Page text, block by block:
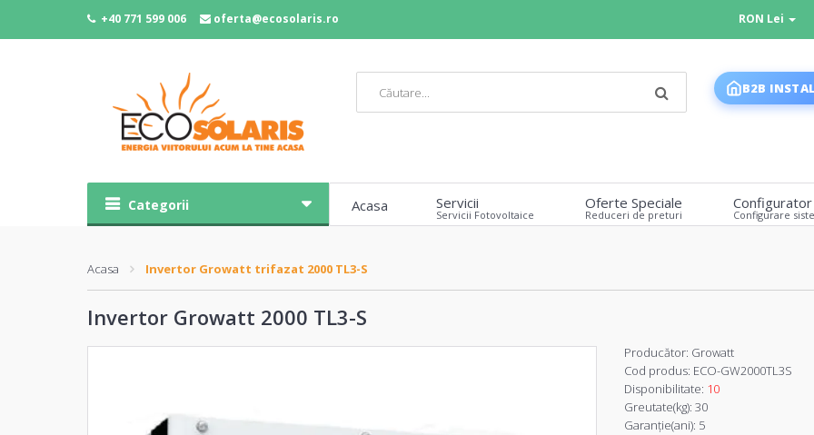
+40 771 599 006 oferta@ecosolaris.ro RON Lei
B2B
Categorii Acasa Servicii
Servicii Fotovoltaice
Oferte Speciale
Reduceri de preturi
Configurator
Configurare
Acasa Invertor Growatt trifazat 2000 TL3-S
Invertor Growatt 2000 TL3-S
Producător: Growatt
Cod produs: ECO-GW2000TL3S
Disponibilitate: 10
Greutate(kg): 30
Garanţie(ani): 5